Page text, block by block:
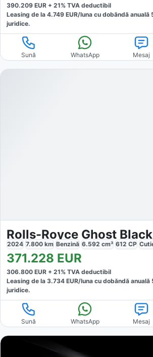
390.209 EUR + 21% TVA deductibil
Leasing de la 4.749 EUR/luna cu dobăndă anuală
juridice.
Sună WhatsApp Mesaj
2024 7.800 km Benzină 6.592 cm³ 612 CP
371.228 EUR
306.800 EUR + 21% TVA deductibil
Leasing de la 3.734 EUR/luna cu dobăndă anuală
juridice.
Sună WhatsApp Mesaj